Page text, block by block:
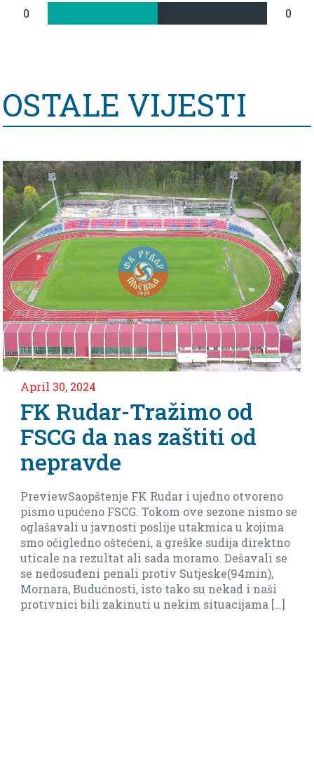
0 0
OSTALE VIJESTI
30, 2024
Rudar-Tražimo od
da nas zaštiti od
FK Rudar i ujedno otvoreno
upućeno FSCG. Tokom ove sezone nismo se
u javnosti poslije utakmica u kojima
očigledno oštećeni, a greške sudija direktno
na rezultat ali sada moramo. Dešavali se
penali protiv Sutjeske(94min),
Budućnosti, isto tako su nekad i naši
bili zakinuti u nekim situacijama […]